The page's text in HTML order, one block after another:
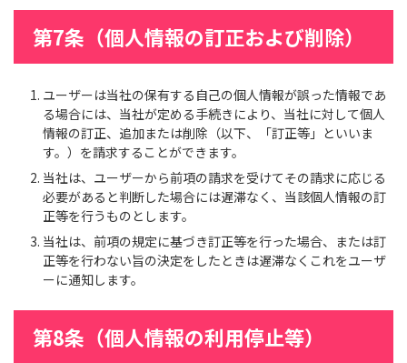
第7条（個人情報の訂正および削除）
ユーザーは当社の保有する自己の個人情報が誤った情報であ
る場合には、当社が定める手続きにより、当社に対して個人
情報の訂正、追加または削除（以下、「訂正等」といいま
す。）を請求することができます。
当社は、ユーザーから前項の請求を受けてその請求に応じる
必要があると判断した場合には遅滞なく、当該個人情報の訂
正等を行うものとします。
当社は、前項の規定に基づき訂正等を行った場合、または訂
正等を行わない旨の決定をしたときは遅滞なくこれをユーザ
ーに通知します。
第8条（個人情報の利用停止等）